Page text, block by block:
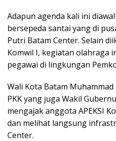
Adapun agenda kali ini
bersepeda santai yang di
Putri Batam Center. Selain
Komwil I, kegiatan olahraga
pegawai di lingkungan
Wali Kota Batam
PKK yang juga Wakil
mengajak anggota APEKSI
dan melihat langsung
Center.